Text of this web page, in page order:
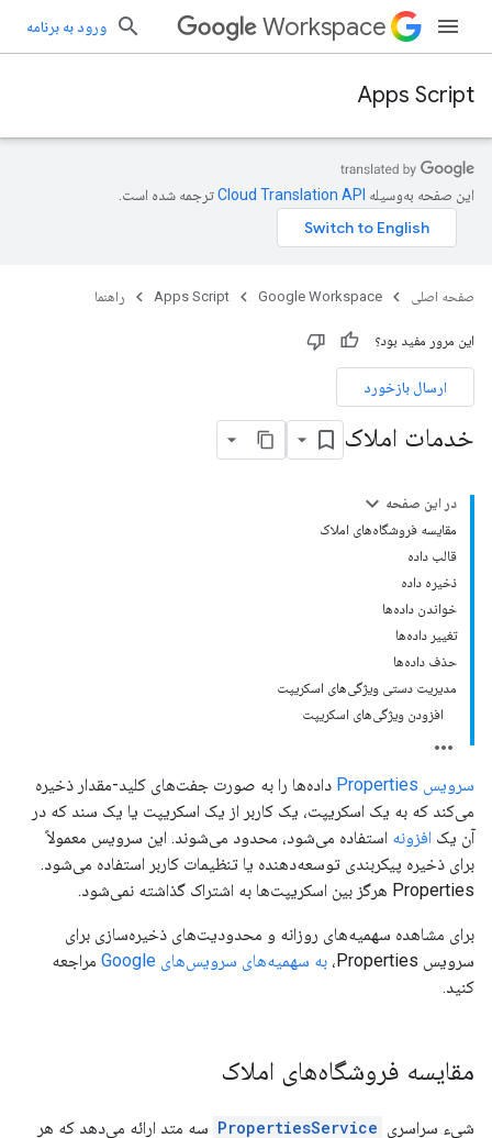
Workspace ورود به برنامه
Apps Script
این صفحه به‌وسیله ترجمه شده است.
صفحه اصلی Google Workspace
Apps Script راهنما
این مرور مفید بود؟
ارسال بازخورد
خدمات املاک
در این صفحه
مقایسه فروشگاه‌های املاک
قالب داده
ذخیره داده
خواندن داده‌ها
تغییر داده‌ها
حذف داده‌ها
مدیریت دستی ویژگی‌های اسکریپت
افزودن ویژگی‌های اسکریپت
سرویس Properties
داده‌ها را به صورت جفت‌های کلید-مقدار ذخیره
می‌کند که به یک اسکریپت، یک کاربر از یک اسکریپت یا یک سند که در
آن یک افزونه استفاده می‌شود، محدود می‌شوند. این سرویس معمولاً
برای ذخیره پیکربندی توسعه‌دهنده یا تنظیمات کاربر استفاده می‌شود.
Properties هرگز بین اسکریپت‌ها به اشتراک گذاشته نمی‌شود.
برای مشاهده سهمیه‌های روزانه و محدودیت‌های ذخیره‌سازی برای
سرویس Properties،
به سهمیه‌های سرویس‌های Google
مراجعه
کنید.
مقایسه فروشگاه‌های املاک
شیء سراسری PropertiesService سه متد ارائه می‌دهد که هر